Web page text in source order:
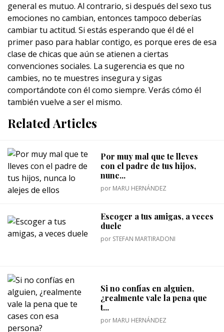
general es mutuo. Al contrario, si después del sexo tus
emociones no cambian, entonces tampoco deberías
cambiar tu actitud. Si estás esperando que él dé el
primer paso para hablar contigo, es porque eres de esa
clase de chicas que aún se atienen a ciertas
convenciones sociales. La sugerencia es que no
cambies, no te muestres insegura y sigas
comportándote con él como siempre. Verás cómo él
también vuelve a ser el mismo.
Related Articles
Por muy mal que te lleves
con el padre de tus hijos,
nunc...
por MARU HERNÁNDEZ
Escoger a tus amigas, a veces
duele
por STEFAN MARTIRADONI
Si no confías en alguien,
¿realmente vale la pena que
t...
por MARU HERNÁNDEZ